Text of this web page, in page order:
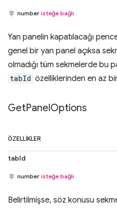
number isteğe bağlı
Yan panelin kapatılacağı
genel bir yan panel açıksa
olmadığı tüm sekmelerde bu
tabId özelliklerinden en az
GetPanelOptions
ÖZELLIKLER
tabId
number isteğe bağlı
Belirtilmişse, söz konusu